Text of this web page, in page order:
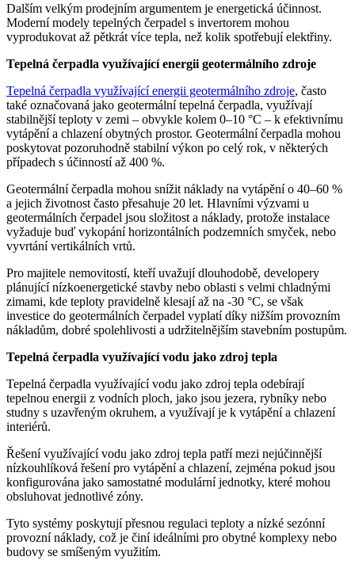
Dalším velkým prodejním argumentem je energetická účinnost.
Moderní modely tepelných čerpadel s invertorem mohou
vyprodukovat až pětkrát více tepla, než kolik spotřebují elektřiny.
Tepelná čerpadla využívající energii geotermálního zdroje
Tepelná čerpadla využívající energii geotermálního zdroje, často
také označovaná jako geotermální tepelná čerpadla, využívají
stabilnější teploty v zemi – obvykle kolem 0–10 °C – k efektivnímu
vytápění a chlazení obytných prostor. Geotermální čerpadla mohou
poskytovat pozoruhodně stabilní výkon po celý rok, v některých
případech s účinností až 400 %.
Geotermální čerpadla mohou snížit náklady na vytápění o 40–60 %
a jejich životnost často přesahuje 20 let. Hlavními výzvami u
geotermálních čerpadel jsou složitost a náklady, protože instalace
vyžaduje buď vykopání horizontálních podzemních smyček, nebo
vyvrtání vertikálních vrtů.
Pro majitele nemovitostí, kteří uvažují dlouhodobě, developery
plánující nízkoenergetické stavby nebo oblasti s velmi chladnými
zimami, kde teploty pravidelně klesají až na -30 °C, se však
investice do geotermálních čerpadel vyplatí díky nižším provozním
nákladům, dobré spolehlivosti a udržitelnějším stavebním postupům.
Tepelná čerpadla využívající vodu jako zdroj tepla
Tepelná čerpadla využívající vodu jako zdroj tepla odebírají
tepelnou energii z vodních ploch, jako jsou jezera, rybníky nebo
studny s uzavřeným okruhem, a využívají je k vytápění a chlazení
interiérů.
Řešení využívající vodu jako zdroj tepla patří mezi nejúčinnější
nízkouhlíková řešení pro vytápění a chlazení, zejména pokud jsou
konfigurována jako samostatné modulární jednotky, které mohou
obsluhovat jednotlivé zóny.
Tyto systémy poskytují přesnou regulaci teploty a nízké sezónní
provozní náklady, což je činí ideálními pro obytné komplexy nebo
budovy se smíšeným využitím.